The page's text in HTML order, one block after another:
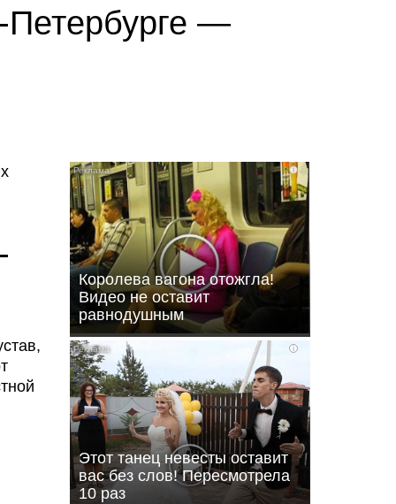
Петербурге —
i
Королева вагона отожгла!
Видео не оставит
равнодушным
i
Этот танец невесты оставит
вас без слов! Пересмотрела
10 раз